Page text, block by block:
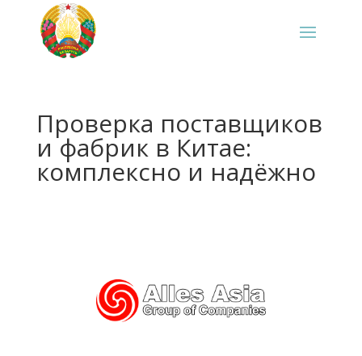
Проверка поставщиков
и фабрик в Китае:
комплексно и надёжно